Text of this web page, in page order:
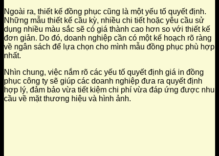
Ngoài ra, thiết kế đồng phục cũng là một yếu tố quyết định.
Những mẫu thiết kế cầu kỳ, nhiều chi tiết hoặc yêu cầu sử
dụng nhiều màu sắc sẽ có giá thành cao hơn so với thiết kế
đơn giản. Do đó, doanh nghiệp cần có một kế hoạch rõ ràng
về ngân sách để lựa chọn cho mình mẫu đồng phục phù hợp
nhất.
Nhìn chung, việc nắm rõ các yếu tố quyết định giá in đồng
phục công ty sẽ giúp các doanh nghiệp đưa ra quyết định
hợp lý, đảm bảo vừa tiết kiệm chi phí vừa đáp ứng được nhu
cầu về mặt thương hiệu và hình ảnh.